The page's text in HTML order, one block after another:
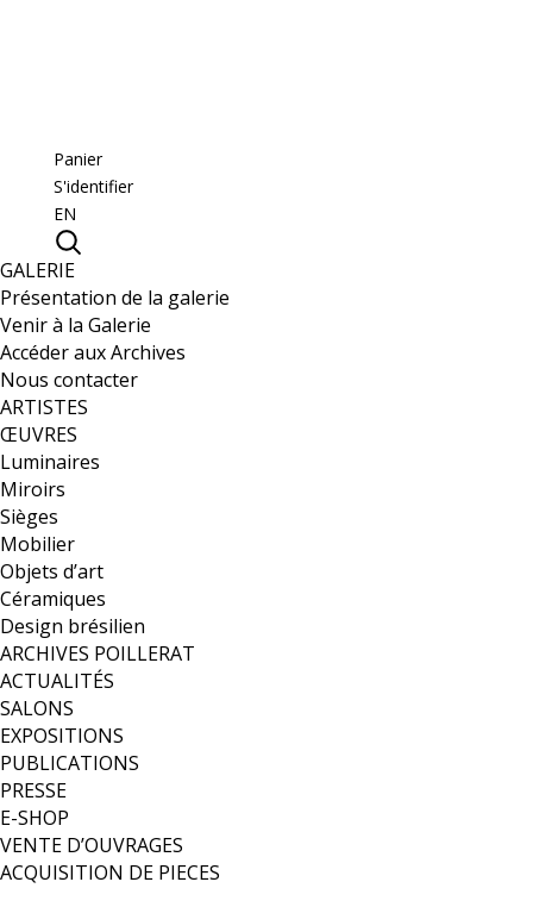
Panier
S'identifier
EN
GALERIE
Présentation de la galerie
Venir à la Galerie
Accéder aux Archives
Nous contacter
ARTISTES
ŒUVRES
Luminaires
Miroirs
Sièges
Mobilier
Objets d’art
Céramiques
Design brésilien
ARCHIVES POILLERAT
ACTUALITÉS
SALONS
EXPOSITIONS
PUBLICATIONS
PRESSE
E-SHOP
VENTE D’OUVRAGES
ACQUISITION DE PIECES